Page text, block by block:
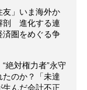
友」いま海外か
剖 進化する連
済圏をめぐる争
絶対権力者”永守
のか？「未達
んだ会計不正